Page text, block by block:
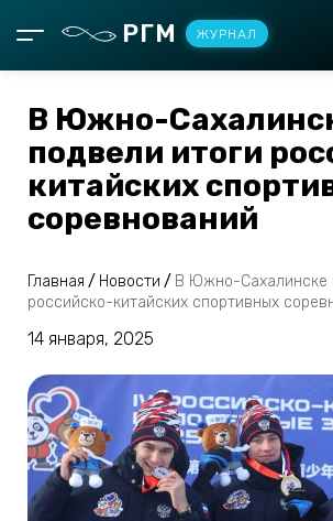
РГМ ЖУРНАЛ
В Южно-
подвели итоги
китайских
соревнований
Главная / Новости / В Южно-Сахалинске
российско-китайских спортивных
14 января, 2025